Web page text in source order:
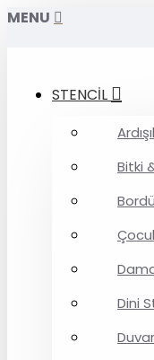
MENU
STENCİL
Bitki
Dini